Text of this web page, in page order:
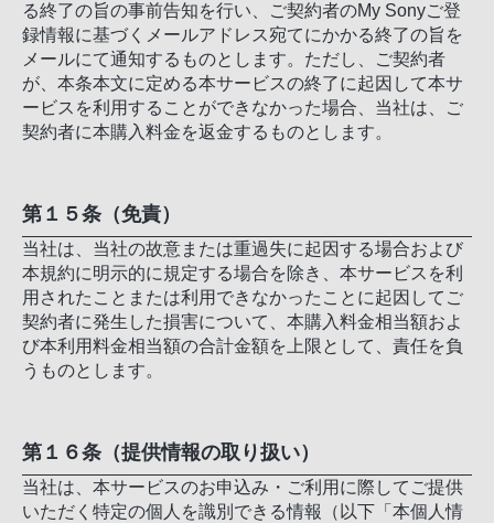
る終了の旨の事前告知を行い、ご契約者のMy Sonyご登
録情報に基づくメールアドレス宛てにかかる終了の旨を
メールにて通知するものとします。ただし、ご契約者
が、本条本文に定める本サービスの終了に起因して本サ
ービスを利用することができなかった場合、当社は、ご
契約者に本購入料金を返金するものとします。
第１５条（免責）
当社は、当社の故意または重過失に起因する場合および
本規約に明示的に規定する場合を除き、本サービスを利
用されたことまたは利用できなかったことに起因してご
契約者に発生した損害について、本購入料金相当額およ
び本利用料金相当額の合計金額を上限として、責任を負
うものとします。
第１６条（提供情報の取り扱い）
当社は、本サービスのお申込み・ご利用に際してご提供
いただく特定の個人を識別できる情報（以下「本個人情